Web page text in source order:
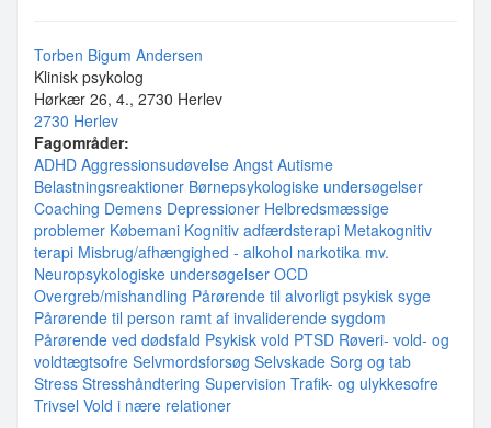
Torben Bigum Andersen
Klinisk psykolog
Hørkær 26, 4., 2730 Herlev
2730 Herlev
Fagområder:
ADHD Aggressionsudøvelse Angst Autisme
Belastningsreaktioner Børnepsykologiske undersøgelser
Coaching Demens Depressioner Helbredsmæssige
problemer Købemani Kognitiv adfærdsterapi Metakognitiv
terapi Misbrug/afhængighed - alkohol narkotika mv.
Neuropsykologiske undersøgelser OCD
Overgreb/mishandling Pårørende til alvorligt psykisk syge
Pårørende til person ramt af invaliderende sygdom
Pårørende ved dødsfald Psykisk vold PTSD Røveri- vold- og
voldtægtsofre Selvmordsforsøg Selvskade Sorg og tab
Stress Stresshåndtering Supervision Trafik- og ulykkesofre
Trivsel Vold i nære relationer